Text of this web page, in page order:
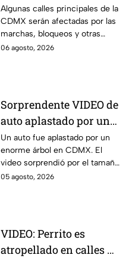
bloqueos afectan
circulación este jueves;
rutas alternas
Algunas calles principales de la
CDMX serán afectadas por las
marchas, bloqueos y otras
protestas de este jueves;
06 agosto, 2026
Sorprendente VIDEO de
auto aplastado por un
árbol en CDMX: así fue
el momento exacto
Un auto fue aplastado por un
enorme árbol en CDMX. El
video sorprendió por el tamaño
del árbol que dejó destruido el
05 agosto, 2026
VIDEO: Perrito es
atropellado en calles de